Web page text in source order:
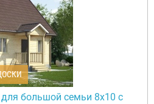
большой семьи 8х10 с